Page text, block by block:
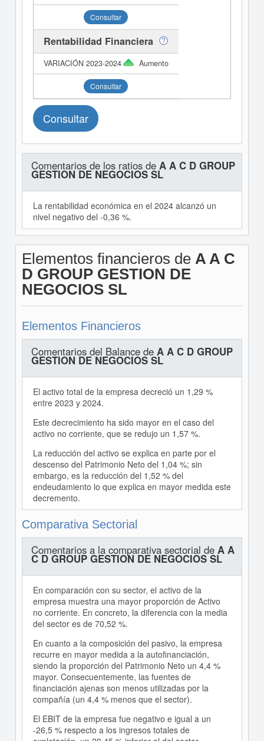
Consultar
Rentabilidad Financiera
Aumento
Consultar
Consultar
Comentarios de los ratios de A A C D GROUP
GESTION DE NEGOCIOS SL
La rentabilidad económica en el 2024 alcanzó un
nivel negativo del -0,36 %.
Elementos financieros de A A C
D GROUP GESTION DE
NEGOCIOS SL
Elementos Financieros
Comentarios del Balance de A A C D GROUP
GESTION DE NEGOCIOS SL
El activo total de la empresa decreció un 1,29 %
entre 2023 y 2024.
Este decrecimiento ha sido mayor en el caso del
activo no corriente, que se redujo un 1,57 %.
La reducción del activo se explica en parte por el
descenso del Patrimonio Neto del 1,04 %; sin
embargo, es la reducción del 1,52 % del
endeudamiento lo que explica en mayor medida este
decremento.
Comparativa Sectorial
Comentarios a la comparativa sectorial de A A
C D GROUP GESTION DE NEGOCIOS SL
En comparación con su sector, el activo de la
empresa muestra una mayor proporción de Activo
no corriente. En concreto, la diferencia con la media
del sector es de 70,52 %.
En cuanto a la composición del pasivo, la empresa
recurre en mayor medida a la autofinanciación,
siendo la proporción del Patrimonio Neto un 4,4 %
mayor. Consecuentemente, las fuentes de
financiación ajenas son menos utilizadas por la
compañía (un 4,4 % menos que el sector).
El EBIT de la empresa fue negativo e igual a un
-26,5 % respecto a los ingresos totales de